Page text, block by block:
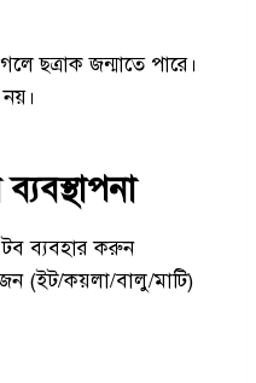
ছত্রাক জন্মাতে পারে।
টব ব্যবহার করুন
(ইট/কয়লা/বালু/মাটি)